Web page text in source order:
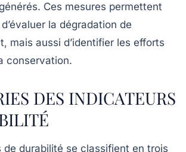
. Ces mesures permettent
la dégradation de
mais aussi d’identifier les efforts
conservation.
DES INDICATEURS
de durabilité se classifient en trois